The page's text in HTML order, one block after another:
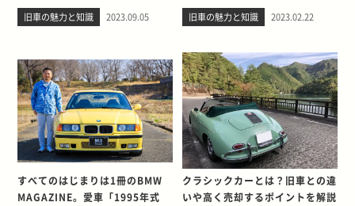
旧車の魅力と知識 2023.09.05 旧車の魅力と知識 2023.02.22
すべてのはじまりは1冊のBMW
MAGAZINE。愛車「1995年式
クラシックカーとは？旧車との違
いや高く売却するポイントを解説